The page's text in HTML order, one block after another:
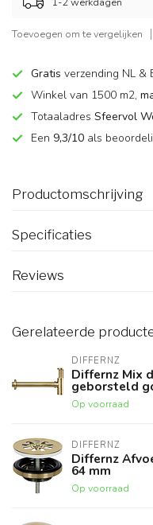
Toevoegen om te vergelijken
Gratis verzending NL &
Winkel van 1500 m2,
Totaaladres Sfeervol
Een 9,3/10 als
Productomschrijving
Specificaties
Reviews
Gerelateerde
DIFFERNZ
Differnz Mix
geborsteld
Op voorraad
DIFFERNZ
Differnz
64 mm
Op voorraad